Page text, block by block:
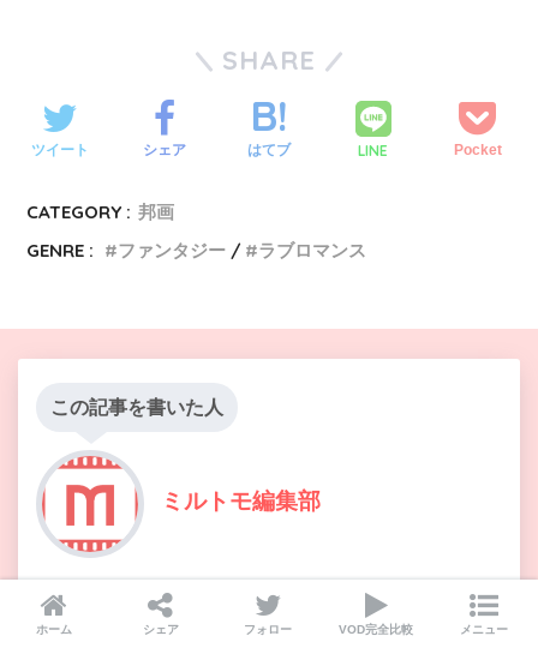
SHARE
ツイート シェア はてブ LINE Pocket
CATEGORY : 邦画
GENRE :
ファンタジー ラブロマンス
この記事を書いた人
ミルトモ編集部
映画、アニメ、ドラマ好きが集まる編集部。 読者がエン
ターテインメントをより楽しめるように概要情報、レビ
ホーム シェア フォロー VOD完全比較 メニュー